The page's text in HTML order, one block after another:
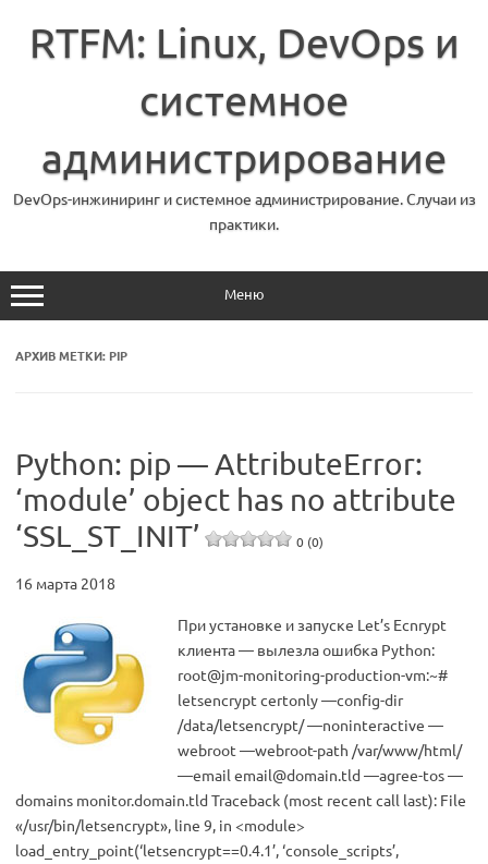
содержимому
RTFM: Linux, DevOps и
системное
администрирование
DevOps-инжиниринг и системное администрирование. Случаи из
практики.
Меню
АРХИВ МЕТКИ: PIP
Python: pip — AttributeError:
‘module’ object has no attribute
‘SSL_ST_INIT’
0 (0)
16 марта 2018
При установке и запуске Let’s Ecnrypt
клиента — вылезла ошибка Python:
root@jm-monitoring-production-vm:~#
letsencrypt certonly —config-dir
/data/letsencrypt/ —noninteractive —
webroot —webroot-path /var/www/html/
—email email@domain.tld—agree-tos —
domains monitor.domain.tld Traceback (most recent call last): File
«/usr/bin/letsencrypt», line 9, in <module>
load_entry_point(‘letsencrypt==0.4.1’, ‘console_scripts’,